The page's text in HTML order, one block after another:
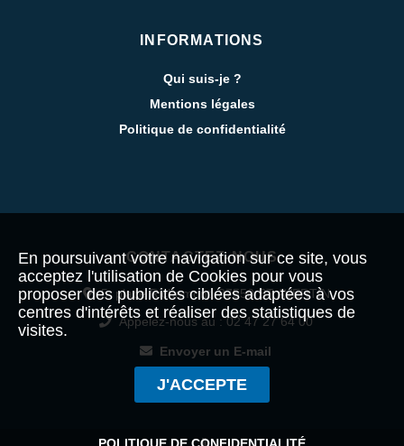
INFORMATIONS
Qui suis-je ?
Mentions légales
Politique de confidentialité
CONTACTEZ-NOUS
5, place Richemont, 37550 ST AVERTIN
Appelez-nous au : 02 47 27 64 00
Envoyer un E-mail
En poursuivant votre navigation sur ce site, vous
acceptez l'utilisation de Cookies pour vous
proposer des publicités ciblées adaptées à vos
centres d'intérêts et réaliser des statistiques de
visites.
J'ACCEPTE